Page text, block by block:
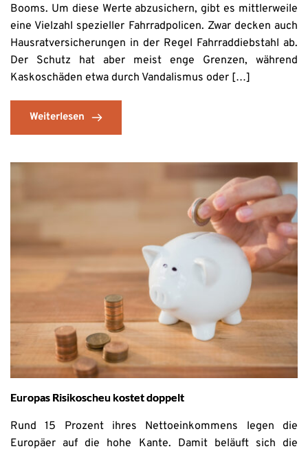
Booms. Um diese Werte abzusichern, gibt es mittlerweile
eine Vielzahl spezieller Fahrradpolicen. Zwar decken auch
Hausratversicherungen in der Regel Fahrraddiebstahl ab.
Der Schutz hat aber meist enge Grenzen, während
Kaskoschäden etwa durch Vandalismus oder […]
Weiterlesen
Europas Risikoscheu kostet doppelt
Rund 15 Prozent ihres Nettoeinkommens legen die
Europäer auf die hohe Kante. Damit beläuft sich die